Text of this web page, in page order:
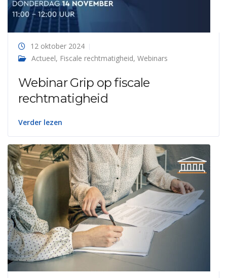
12 oktober 2024
Actueel, Fiscale rechtmatigheid, Webinars
Webinar Grip op fiscale
rechtmatigheid
Verder lezen